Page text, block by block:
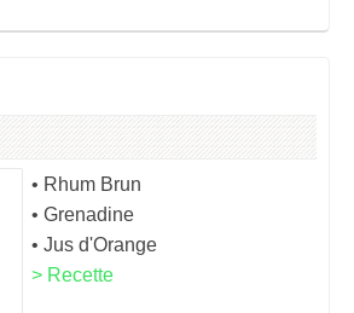
• Rhum Brun
• Grenadine
• Jus d'Orange
> Recette